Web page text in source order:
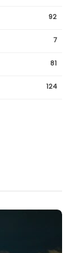
92
7
81
124